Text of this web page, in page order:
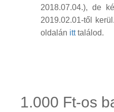
2018.07.04.), de
2019.02.01-től
oldalán itttalálod.
1.000 Ft-os